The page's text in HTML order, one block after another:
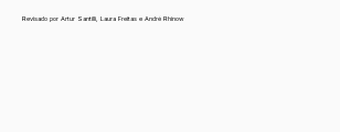
Revisado por Artur Santilli, Laura Freitas e André Rhinow